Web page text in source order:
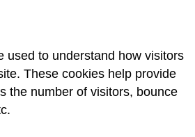
used to understand how visitors
These cookies help provide
the number of visitors, bounce